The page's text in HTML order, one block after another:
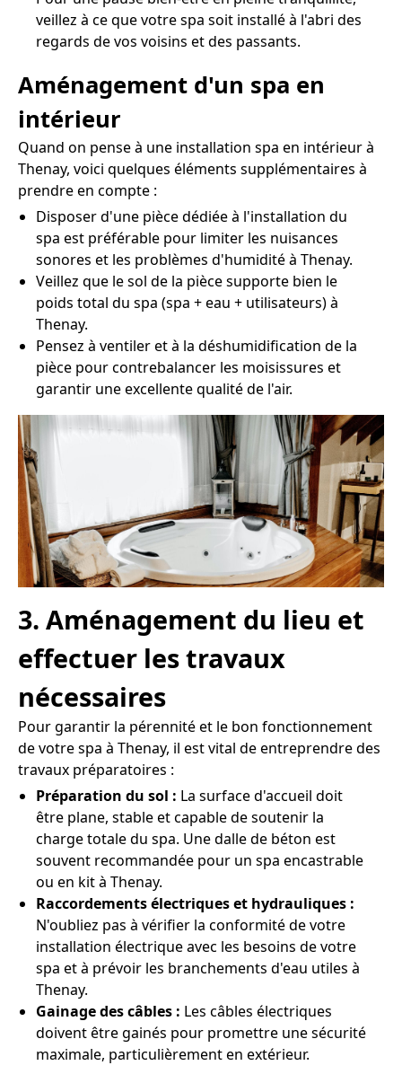
veillez à ce que votre spa soit installé à l'abri des
regards de vos voisins et des passants.
Aménagement d'un spa en
intérieur
Quand on pense à une installation spa en intérieur à
Thenay, voici quelques éléments supplémentaires à
prendre en compte :
Disposer d'une pièce dédiée à l'installation du
spa est préférable pour limiter les nuisances
sonores et les problèmes d'humidité à Thenay.
Veillez que le sol de la pièce supporte bien le
poids total du spa (spa + eau + utilisateurs) à
Thenay.
Pensez à ventiler et à la déshumidification de la
pièce pour contrebalancer les moisissures et
garantir une excellente qualité de l'air.
3. Aménagement du lieu et
effectuer les travaux
nécessaires
Pour garantir la pérennité et le bon fonctionnement
de votre spa à Thenay, il est vital de entreprendre des
travaux préparatoires :
Préparation du sol : La surface d'accueil doit
être plane, stable et capable de soutenir la
charge totale du spa. Une dalle de béton est
souvent recommandée pour un spa encastrable
ou en kit à Thenay.
Raccordements électriques et hydrauliques :
N'oubliez pas à vérifier la conformité de votre
installation électrique avec les besoins de votre
spa et à prévoir les branchements d'eau utiles à
Thenay.
Gainage des câbles : Les câbles électriques
doivent être gainés pour promettre une sécurité
maximale, particulièrement en extérieur.